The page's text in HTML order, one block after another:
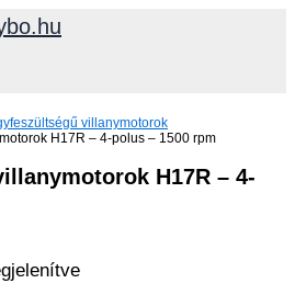
villanymotorok
H17R – 4-polus – 1500 rpm
H17R – 4-